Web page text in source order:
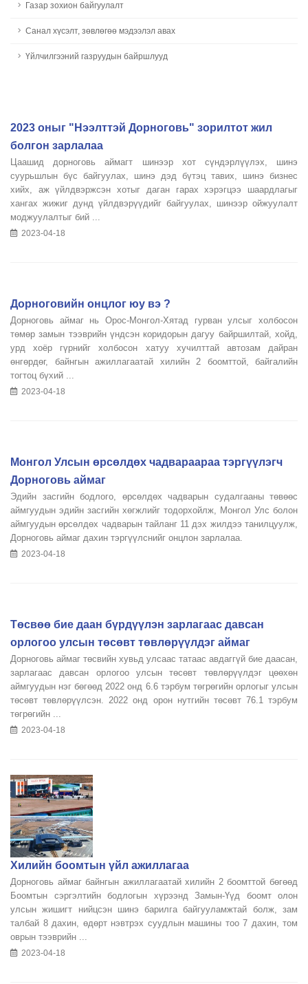
Газар зохион байгуулалт
Санал хүсэлт, зөвлөгөө мэдээлэл авах
Үйлчилгээний газруудын байршлууд
2023 оныг "Нээлттэй Дорноговь" зорилтот жил
болгон зарлалаа
Цаашид дорноговь аймагт шинээр хот сүндэрлүүлэх, шинэ
суурьшлын бүс байгуулах, шинэ дэд бүтэц тавих, шинэ бизнес
хийх, аж үйлдвэржсэн хотыг даган гарах хэрэгцээ шаардлагыг
хангах жижиг дунд үйлдвэрүүдийг байгуулах, шинээр ойжуулалт
моджуулалтыг бий ...
2023-04-18
Дорноговийн онцлог юу вэ ?
Дорноговь аймаг нь Орос-Монгол-Хятад гурван улсыг холбосон
төмөр замын тээврийн үндсэн коридорын дагуу байршилтай, хойд,
урд хоёр гүрнийг холбосон хатуу хучилттай автозам дайран
өнгөрдөг, байнгын ажиллагаатай хилийн 2 боомттой, байгалийн
тогтоц бүхий ...
2023-04-18
Монгол Улсын өрсөлдөх чадвараараа тэргүүлэгч
Дорноговь аймаг
Эдийн засгийн бодлого, өрсөлдөх чадварын судалгааны төвөөс
аймгуудын эдийн засгийн хөгжлийг тодорхойлж, Монгол Улс болон
аймгуудын өрсөлдөх чадварын тайланг 11 дэх жилдээ танилцуулж,
Дорноговь аймаг дахин тэргүүлснийг онцлон зарлалаа.
2023-04-18
Төсвөө бие даан бүрдүүлэн зарлагаас давсан
орлогоо улсын төсөвт төвлөрүүлдэг аймаг
Дорноговь аймаг төсвийн хувьд улсаас татаас авдаггүй бие даасан,
зарлагаас давсан орлогоо улсын төсөвт төвлөрүүлдэг цөөхөн
аймгуудын нэг бөгөөд 2022 онд 6.6 тэрбум төгрөгийн орлогыг улсын
төсөвт төвлөрүүлсэн. 2022 онд орон нутгийн төсөвт 76.1 тэрбум
төгрөгийн ...
2023-04-18
Хилийн боомтын үйл ажиллагаа
Дорноговь аймаг байнгын ажиллагаатай хилийн 2 боомттой бөгөөд
Боомтын сэргэлтийн бодлогын хүрээнд Замын-Үүд боомт олон
улсын жишигт нийцсэн шинэ барилга байгууламжтай болж, зам
талбай 8 дахин, өдөрт нэвтрэх суудлын машины тоо 7 дахин, том
оврын тээврийн ...
2023-04-18